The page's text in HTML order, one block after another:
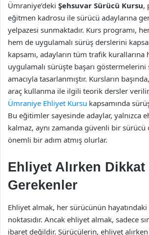
Ümraniye’deki Şehsuvar Sürücü Kursu,
eğitmen kadrosu ile sürücü adaylarına
yelpazesi sunmaktadır. Kurs programı,
hem de uygulamalı sürüş derslerini
kapsamı, adayların tüm trafik kurallarına
uygulamalı sürüşte başarı göstermelerini
amacıyla tasarlanmıştır. Kursların
araç kullanma ile ilgili teorik dersler
Ümraniye Ehliyet Kursu kapsamında
Bu eğitimler sayesinde adaylar, yalnızca
kalmaz, aynı zamanda güvenli bir
önemli bir adım atmış olurlar.
Ehliyet Alırken
Gerekenler
Ehliyet almak, her sürücünün
noktasıdır. Ancak ehliyet almak, sadece
ibaret değildir. Sürücülerin, ehliyet